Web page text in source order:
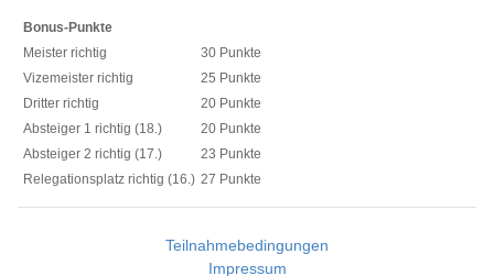
Bonus-Punkte
Meister richtig
30 Punkte
Vizemeister richtig
25 Punkte
Dritter richtig
20 Punkte
Absteiger 1 richtig (18.)
20 Punkte
Absteiger 2 richtig (17.)
23 Punkte
Relegationsplatz richtig (16.) 27 Punkte
Teilnahmebedingungen
Impressum